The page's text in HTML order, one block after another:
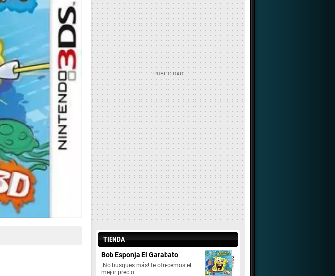
TIENDA
Bob Esponja El Garabato
¡No busques más! te ofrecemos el
mejor precio.